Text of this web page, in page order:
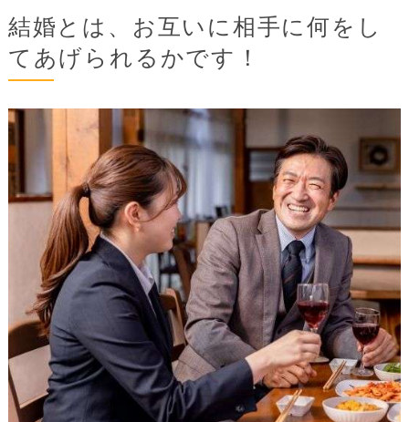
結婚とは、お互いに相手に何をし
てあげられるかです！